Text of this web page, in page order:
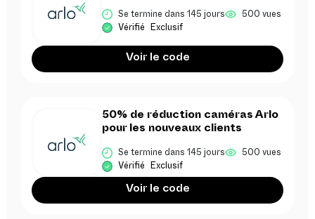
Se termine dans 145 jours 500 vues
Vérifié Exclusif
Voir le code
50% de réduction caméras Arlo
pour les nouveaux clients
Se termine dans 145 jours 500 vues
Vérifié Exclusif
Voir le code